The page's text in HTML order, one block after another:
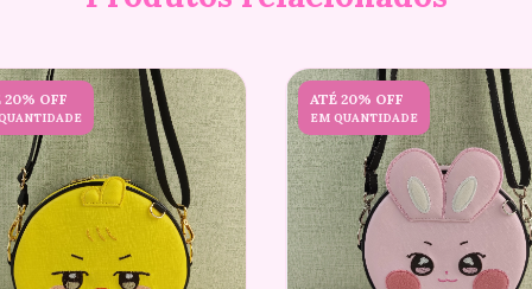
20% OFF ATÉ 20% OFF
EM QUANTIDADE